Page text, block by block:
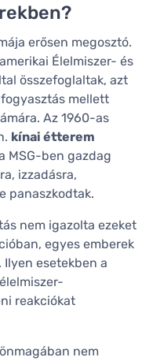
erősen megosztó.
Élelmiszer- és
összefoglaltak, azt
mellett
Az 1960-as
kínai étterem
MSG-ben gazdag
izzadásra,
panaszkodtak.
nem igazolta ezeket
egyes emberek
Ilyen esetekben a
reakciókat
nem